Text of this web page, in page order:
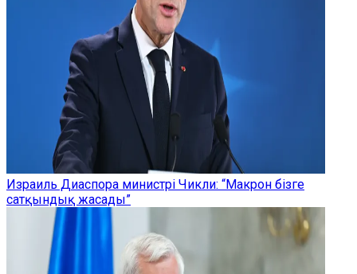
Израиль Диаспора министрі Чикли: “Макрон бізге
сатқындық жасады”